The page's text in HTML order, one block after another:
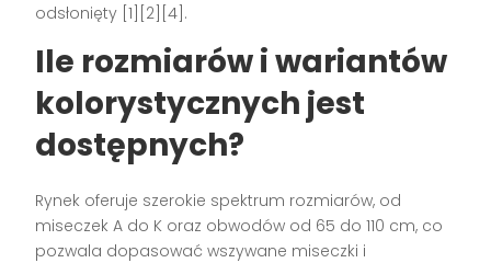
odsłonięty [1][2][4].
Ile rozmiarów i wariantów
kolorystycznych jest
dostępnych?
Rynek oferuje szerokie spektrum rozmiarów, od
miseczek A do K oraz obwodów od 65 do 110 cm, co
pozwala dopasować wszywane miseczki i